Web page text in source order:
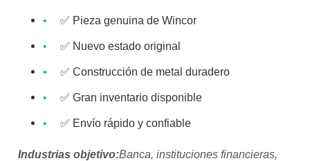
✅ Pieza genuina de Wincor
✅ Nuevo estado original
✅ Construcción de metal duradero
✅ Gran inventario disponible
✅ Envío rápido y confiable
Industrias objetivo:Banca, instituciones financieras,